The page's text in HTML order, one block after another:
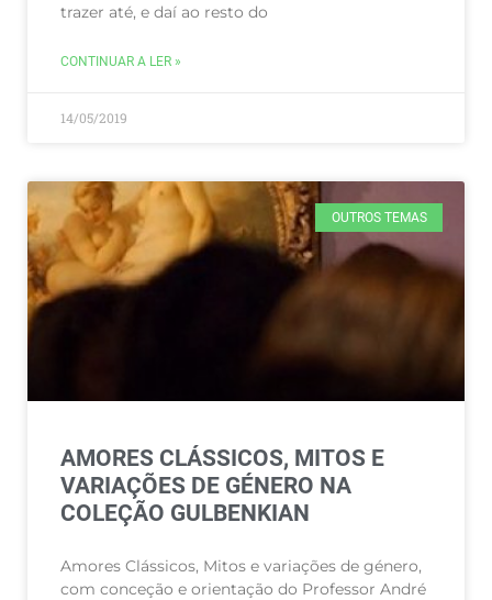
trazer até, e daí ao resto do
CONTINUAR A LER »
14/05/2019
OUTROS TEMAS
AMORES CLÁSSICOS, MITOS E
VARIAÇÕES DE GÉNERO NA
COLEÇÃO GULBENKIAN
Amores Clássicos, Mitos e variações de género,
com conceção e orientação do Professor André